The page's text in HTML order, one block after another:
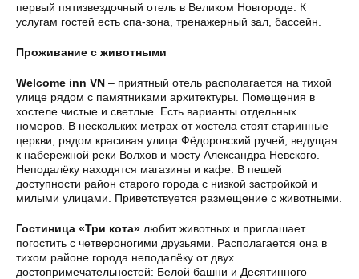
первый пятизвездочный отель в Великом Новгороде. К
услугам гостей есть спа-зона, тренажерный зал, бассейн.
Проживание с животными
Welcome inn VN – приятный отель располагается на тихой
улице рядом с памятниками архитектуры. Помещения в
хостеле чистые и светлые. Есть варианты отдельных
номеров. В нескольких метрах от хостела стоят старинные
церкви, рядом красивая улица Фёдоровский ручей, ведущая
к набережной реки Волхов и мосту Александра Невского.
Неподалёку находятся магазины и кафе. В пешей
доступности район старого города с низкой застройкой и
милыми улицами. Приветствуется размещение с животными.
Гостиница «Три кота» любит животных и приглашает
погостить с четвероногими друзьями. Располагается она в
тихом районе города неподалёку от двух
достопримечательностей: Белой башни и Десятинного